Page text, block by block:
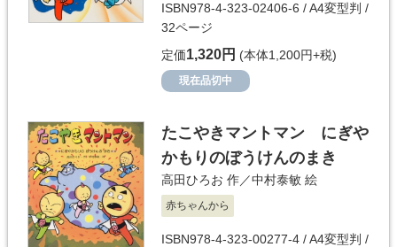
ISBN978-4-323-02406-6 / A4変型判 /
32ページ
定価1,320円 (本体1,200円+税)
現在品切中
たこやきマントマン にぎや
かもりのぼうけんのまき
高田ひろお 作／中村泰敏 絵
赤ちゃんから
ISBN978-4-323-00277-4 / A4変型判 /